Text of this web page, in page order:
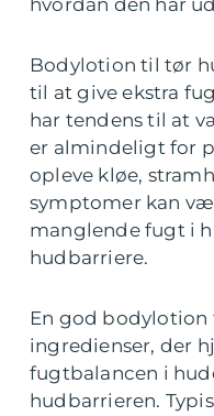
hvordan den har
Bodylotion til tør
til at give ekstra
har tendens til at
er almindeligt for
opleve kløe,
symptomer kan
manglende fugt i
hudbarriere.
En god
ingredienser, der
fugtbalancen i
hudbarrieren.